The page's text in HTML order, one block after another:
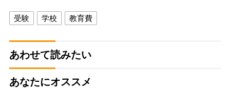
受験 学校 教育費
あわせて読みたい
あなたにオススメ